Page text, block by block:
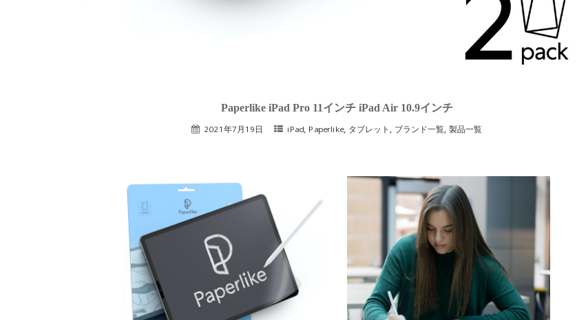
Paperlike iPad Pro 11インチ iPad Air 10.9インチ
2021年7月19日 iPad Paperlike, タブレット ブランド一覧 ,製品一覧